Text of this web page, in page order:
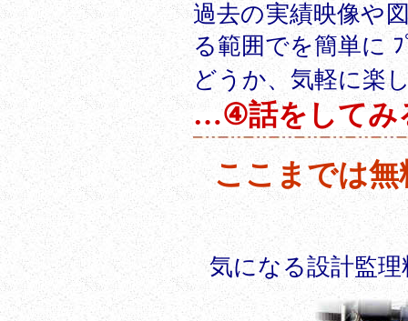
過去の実績映像や
る範囲でを簡単に
どうか、気軽に楽
…④話をしてみ
ここまでは
気になる設計監